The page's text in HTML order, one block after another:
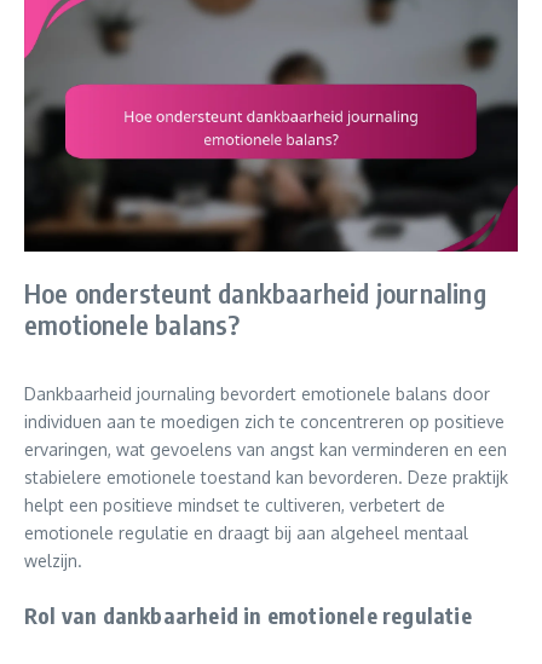
Hoe ondersteunt dankbaarheid journaling
emotionele balans?
Dankbaarheid journaling bevordert emotionele balans door
individuen aan te moedigen zich te concentreren op positieve
ervaringen, wat gevoelens van angst kan verminderen en een
stabielere emotionele toestand kan bevorderen. Deze praktijk
helpt een positieve mindset te cultiveren, verbetert de
emotionele regulatie en draagt bij aan algeheel mentaal
welzijn.
Rol van dankbaarheid in emotionele regulatie